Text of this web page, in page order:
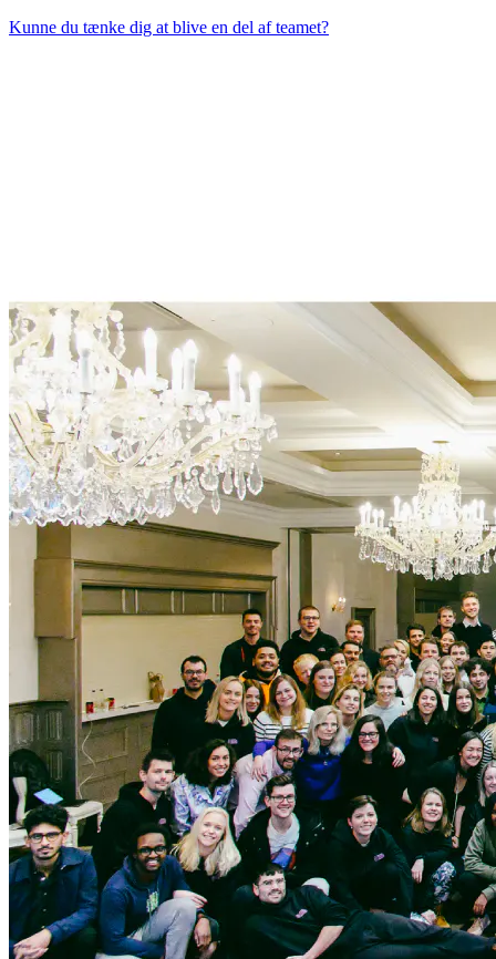
Kunne du tænke dig at blive en del af teamet?